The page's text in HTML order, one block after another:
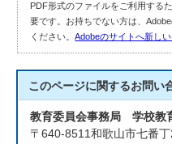
PDF形式のファイルをご利用する
要です。お持ちでない方は、
ください。Adobeのサイトへ新し
このページに関するお問い
教育委員会事務局 学校
〒640-8511和歌山市七番